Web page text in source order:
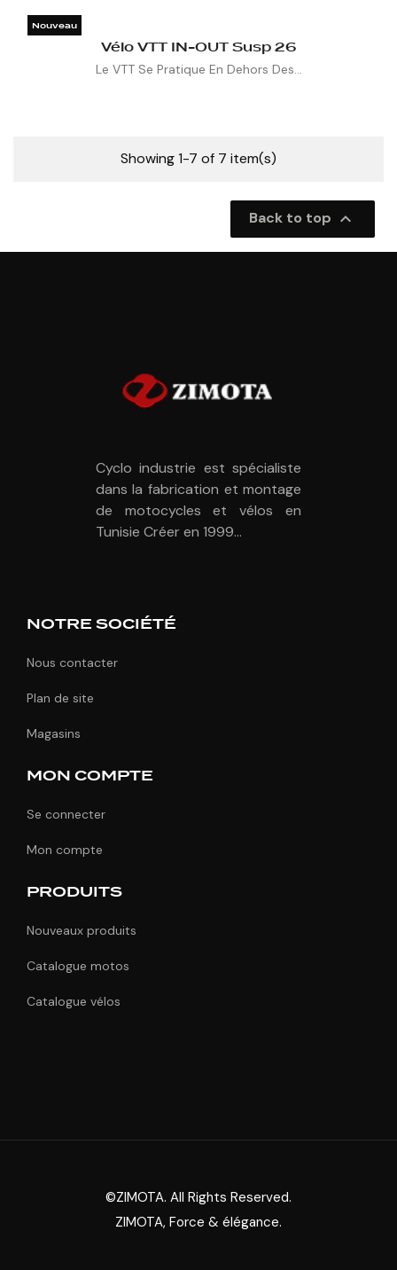
Nouveau
Vélo VTT IN-OUT Susp 26
Le VTT Se Pratique En Dehors Des...
Showing 1-7 of 7 item(s)
Back to top 
Cyclo industrie est spécialiste
dans la fabrication et montage
de motocycles et vélos en
Tunisie Créer en 1999...
NOTRE SOCIÉTÉ
Nous contacter
Plan de site
Magasins
MON COMPTE
Se connecter
Mon compte
PRODUITS
Nouveaux produits
Catalogue motos
Catalogue vélos
©ZIMOTA. All Rights Reserved.
ZIMOTA, Force & élégance.